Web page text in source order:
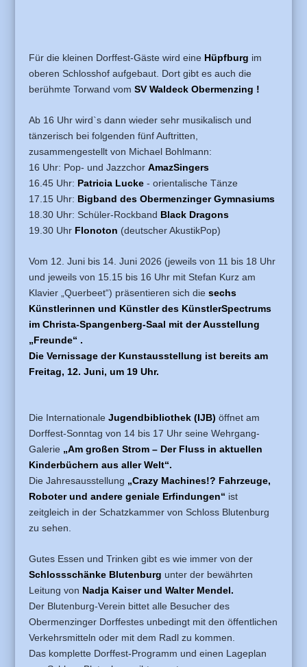
Für die kleinen Dorffest-Gäste wird eine Hüpfburg im
oberen Schlosshof aufgebaut. Dort gibt es auch die
berühmte Torwand vomSV Waldeck Obermenzing !
Ab 16 Uhr wird`s dann wieder sehr musikalisch und
tänzerisch bei folgenden fünf Auftritten,
zusammengestellt von Michael Bohlmann:
16 Uhr: Pop- und JazzchorAmazSingers
16.45 Uhr: Patricia Lucke- orientalische Tänze
17.15 Uhr: Bigband des Obermenzinger Gymnasiums
18.30 Uhr: Schüler-Rockband Black Dragons
19.30 Uhr Flonoton (deutscher AkustikPop)
Vom 12. Juni bis 14. Juni 2026 (jeweils von 11 bis 18 Uhr
und jeweils von 15.15 bis 16 Uhr mit Stefan Kurz am
Klavier „Querbeet“) präsentieren sich diesechs
Künstlerinnen und Künstler des KünstlerSpectrums
im Christa-Spangenberg-Saal mit der Ausstellung
„Freunde“ .
Die Vernissage der Kunstausstellung ist bereits am
Freitag, 12. Juni, um 19 Uhr.
Die InternationaleJugendbibliothek (IJB) öffnet am
Dorffest-Sonntag von 14 bis 17 Uhr seine Wehrgang-
Galerie „Am großen Strom – Der Fluss in aktuellen
Kinderbüchern aus aller Welt“.
Die Jahresausstellung „Crazy Machines!? Fahrzeuge,
Roboter und andere geniale Erfindungen“ ist
zeitgleich in der Schatzkammer von Schloss Blutenburg
zu sehen.
Gutes Essen und Trinken gibt es wie immer von der
Schlossschänke Blutenburg unter der bewährten
Leitung von Nadja Kaiser und Walter Mendel.
Der Blutenburg-Verein bittet alle Besucher des
Obermenzinger Dorffestes unbedingt mit den öffentlichen
Verkehrsmitteln oder mit dem Radl zu kommen.
Das komplette Dorffest-Programm und einen Lageplan